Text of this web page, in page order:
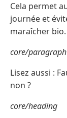
Cela permet
journée et
maraîcher bio.
core/paragraph
Lisez aussi :
non ?
core/heading